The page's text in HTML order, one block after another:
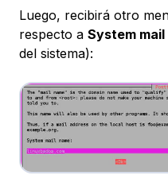
Luego, recibirá otro
respecto a System mail
del sistema):